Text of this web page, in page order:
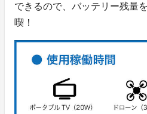
できるので、バッテリー残量
喫！